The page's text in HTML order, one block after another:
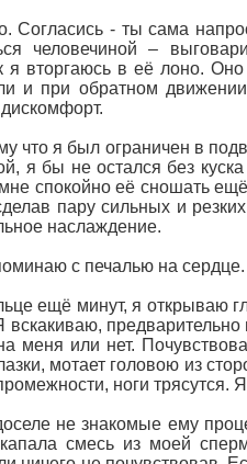
Согласись - ты сама
человечиной –
вторгаюсь в её лоно.
и при обратном
что я был ограничен в
я бы не остался без
спокойно её сношать
пару сильных и
наслаждение.
с печалью на сердце.
ещё минут, я открываю
меня или нет.
мотает головою из
ноги трясутся.
не знакомые ему
смесь из моей